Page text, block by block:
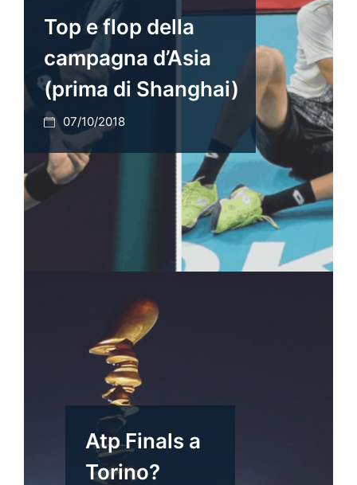
Top e flop della
campagna d’Asia
(prima di Shanghai)
07/10/2018
Atp Finals a
Torino?